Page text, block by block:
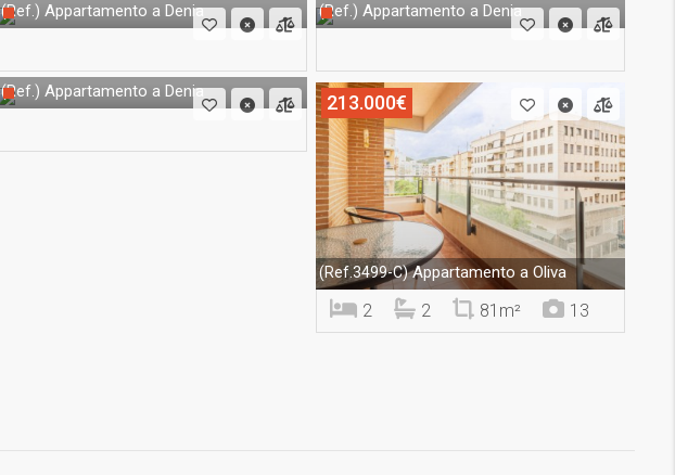
(Ref.) Appartamento a Denia (Ref.) Appartamento a Denia
(Ref.) Appartamento a Denia 213.000€
(Ref.3499-C)Appartamento a Oliva
2 2 81m² 13